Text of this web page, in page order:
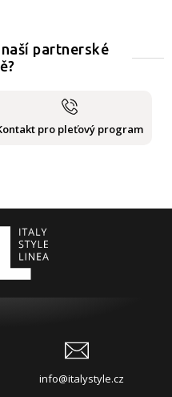
partnerské
pro pleťový program
info@italystyle.cz